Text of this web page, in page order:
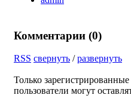
Комментарии (0)
RSS свернуть /развернуть
Только
пользователи могут